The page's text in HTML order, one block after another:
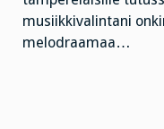
musiikkivalintani
melodraamaa…